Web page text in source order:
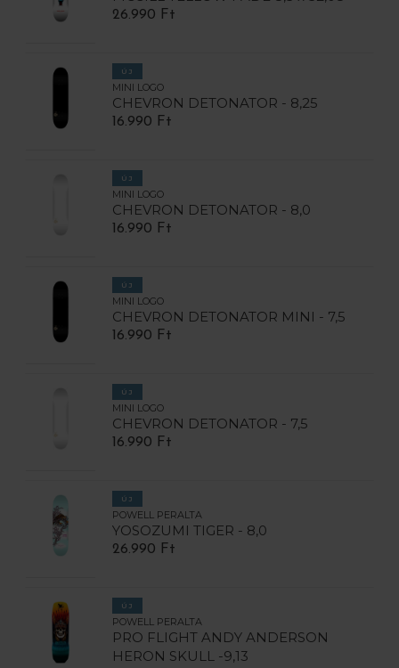
26.990 Ft
ÚJ
MINI LOGO
CHEVRON DETONATOR - 8,25
16.990 Ft
ÚJ
MINI LOGO
CHEVRON DETONATOR - 8,0
16.990 Ft
ÚJ
MINI LOGO
CHEVRON DETONATOR MINI - 7,5
16.990 Ft
ÚJ
MINI LOGO
CHEVRON DETONATOR - 7,5
16.990 Ft
ÚJ
POWELL PERALTA
YOSOZUMI TIGER - 8,0
26.990 Ft
ÚJ
POWELL PERALTA
PRO FLIGHT ANDY ANDERSON
HERON SKULL -9,13